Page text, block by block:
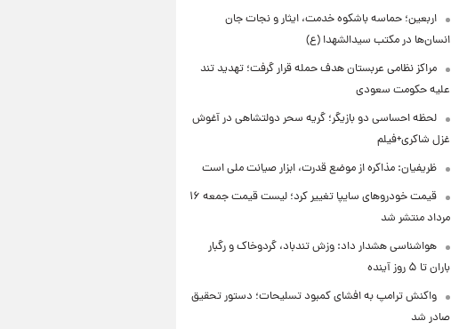
اربعین؛ حماسه باشکوه خدمت، ایثار و نجات جان
انسان‌ها در مکتب سیدالشهدا (ع)
مراکز نظامی عربستان هدف حمله قرار گرفت؛ تهدید تند
علیه حکومت سعودی
لحظه احساسی دو بازیگر؛ گریه سحر دولتشاهی در آغوش
غزل شاکری+فیلم
ظریفیان: مذاکره از موضع قدرت، ابزار صیانت ملی است
قیمت خودروهای سایپا تغییر کرد؛ لیست قیمت جمعه ۱۶
مرداد منتشر شد
هواشناسی هشدار داد: وزش تندباد، گردوخاک و رگبار
باران تا ۵ روز آینده
واکنش ترامپ به افشای کمبود تسلیحات؛ دستور تحقیق
صادر شد